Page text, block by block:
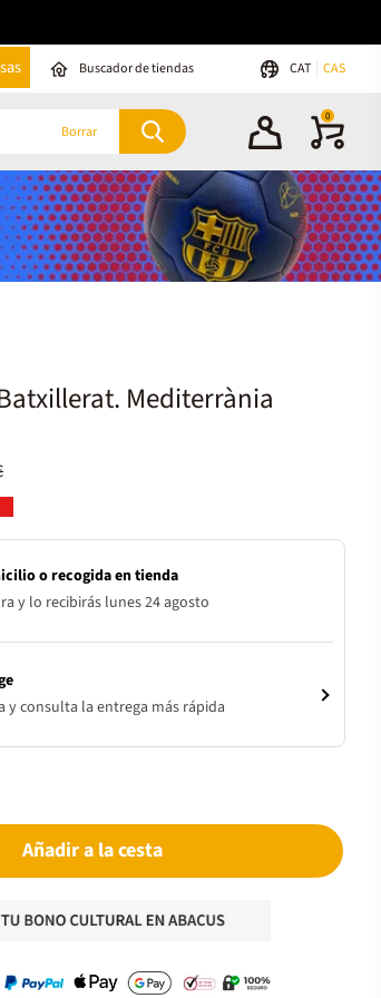
Buscador de tiendas CAT CAS
Borrar
0
Mediterrània
o recogida en tienda
y lo recibirás lunes 24 agosto
y consulta la entrega más rápida
Añadir a la cesta